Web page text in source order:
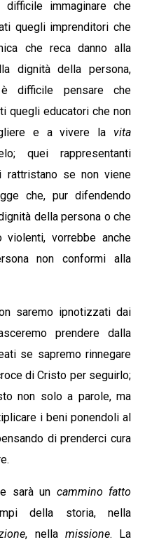
immaginare che
quegli imprenditori che
che reca danno alla
dignità della persona,
è difficile pensare che
quegli educatori che non
e a vivere la vita
quei rappresentanti
rattristano se non viene
che, pur difendendo
della persona o che
vorrebbe anche
non conformi alla
saremo ipnotizzati dai
prendere dalla
se sapremo rinnegare
di Cristo per seguirlo;
non solo a parole, ma
i beni ponendoli al
di prenderci cura
sarà un cammino fatto
della storia, nella
, nella missione. La